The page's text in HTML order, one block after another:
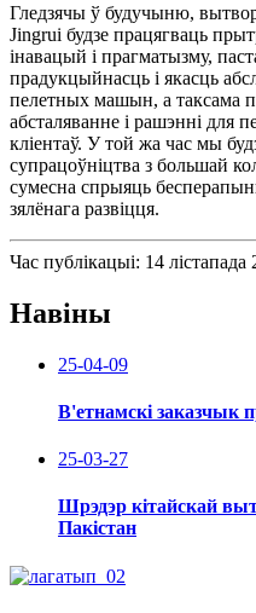
Гледзячы ў будучыню,
Jingrui будзе працягваць
інавацый і прагматызму,
прадукцыйнасць і якасць
пелетных машын, а таксама
абсталяванне і рашэнні для
кліентаў. У той жа час мы
супрацоўніцтва з большай
сумесна спрыяць
зялёнага развіцця.
Час публікацыі: 14 лістапада
Навіны
25-04-09
В'етнамскі заказчык
25-03-27
Шрэдэр кітайскай
Пакістан